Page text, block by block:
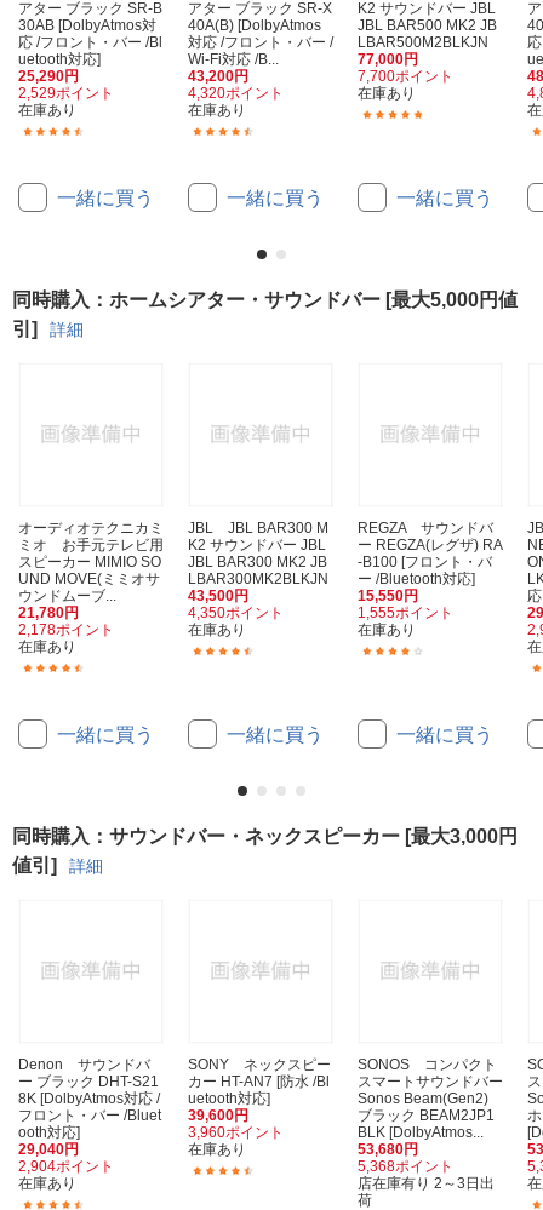
アター ブラック SR-B
30AB [DolbyAtmos対
応 /フロント・バー /Bl
uetooth対応]
25,290円
2,529ポイント
在庫あり
一緒に買う
アター ブラック SR-X
40A(B) [DolbyAtmos
対応 /フロント・バー /
Wi-Fi対応 /B...
43,200円
4,320ポイント
在庫あり
一緒に買う
K2 サウンドバー JBL
JBL BAR500 MK2 JB
LBAR500M2BLKJN
77,000円
7,700ポイント
在庫あり
一緒に買う
同時購入：ホームシアター・サウンドバー [最大5,000円値
引]
詳細
オーディオテクニカミ
ミオ お手元テレビ用
スピーカー MIMIO SO
UND MOVE(ミミオサ
ウンドムーブ...
21,780円
2,178ポイント
在庫あり
一緒に買う
JBL JBL BAR300 M
K2 サウンドバー JBL
JBL BAR300 MK2 JB
LBAR300MK2BLKJN
43,500円
4,350ポイント
在庫あり
一緒に買う
REGZA サウンドバ
ー REGZA(レグザ) RA
-B100 [フロント・バ
ー /Bluetooth対応]
15,550円
1,555ポイント
在庫あり
一緒に買う
同時購入：サウンドバー・ネックスピーカー [最大3,000円
値引]
詳細
Denon サウンドバ
ー ブラック DHT-S21
8K [DolbyAtmos対応 /
フロント・バー /Bluet
ooth対応]
29,040円
2,904ポイント
在庫あり
SONY ネックスピー
カー HT-AN7 [防水 /Bl
uetooth対応]
39,600円
3,960ポイント
在庫あり
SONOS コンパクト
スマートサウンドバー
Sonos Beam(Gen2)
ブラック BEAM2JP1
BLK [DolbyAtmos...
53,680円
5,368ポイント
店在庫有り 2～3日出
荷